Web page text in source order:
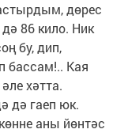
дөрес
дә 86 кило. Ник
бу, дип,
бассам!.. Кая
хәтта.
дә гаеп юк.
аны йөнтәс